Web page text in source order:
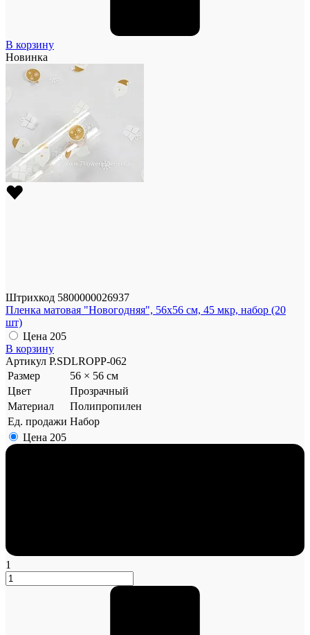
В корзину
Новинка
Штрихкод 5800000026937
Пленка матовая "Новогодняя", 56x56 см, 45 мкр, набор (20
шт)
Цена 205
В корзину
Артикул P.SDLROPP-062
Размер
56 × 56 см
Цвет
Прозрачный
Материал
Полипропилен
Ед. продажи Набор
Цена 205
1